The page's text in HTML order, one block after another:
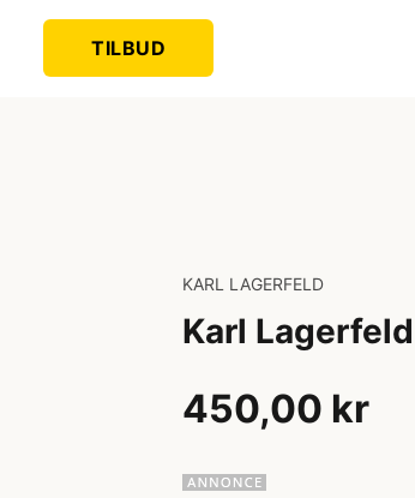
TILBUD
KARL LAGERFELD
Karl
450,00 kr